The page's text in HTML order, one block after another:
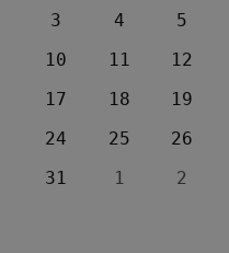
3
4 5
10
11 12
17
18 19
24
25 26
31
1 2